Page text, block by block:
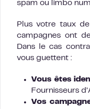
spam ou limbo
Plus votre taux
campagnes ont
Dans le cas
vous guettent :
Vous êtes
Fournisseurs
Vos